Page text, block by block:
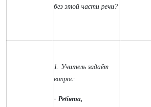
без этой части речи?
1. Учитель задаёт
вопрос:
- Ребята,